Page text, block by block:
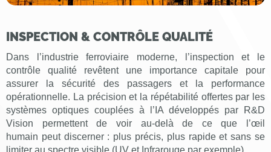
INSPECTION & CONTRÔLE QUALITÉ
Dans l’industrie ferroviaire moderne, l’inspection et le
contrôle qualité revêtent une importance capitale pour
assurer la sécurité des passagers et la performance
opérationnelle. La précision et la répétabilité offertes par les
systèmes optiques couplées à l’IA développés par R&D
Vision permettent de voir au-delà de ce que l’œil
humain peut discerner : plus précis, plus rapide et sans se